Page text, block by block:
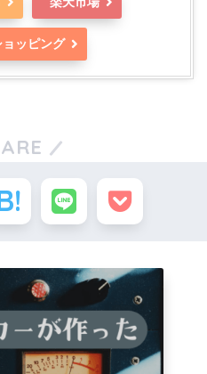
ッピング